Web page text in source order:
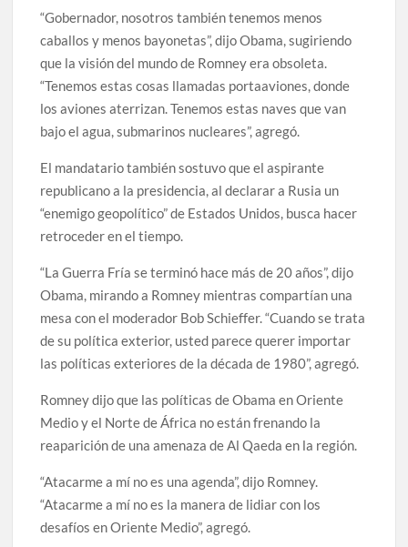
“Gobernador, nosotros también tenemos menos
caballos y menos bayonetas”, dijo Obama, sugiriendo
que la visión del mundo de Romney era obsoleta.
“Tenemos estas cosas llamadas portaaviones, donde
los aviones aterrizan. Tenemos estas naves que van
bajo el agua, submarinos nucleares”, agregó.
El mandatario también sostuvo que el aspirante
republicano a la presidencia, al declarar a Rusia un
“enemigo geopolítico” de Estados Unidos, busca hacer
retroceder en el tiempo.
“La Guerra Fría se terminó hace más de 20 años”, dijo
Obama, mirando a Romney mientras compartían una
mesa con el moderador Bob Schieffer. “Cuando se trata
de su política exterior, usted parece querer importar
las políticas exteriores de la década de 1980”, agregó.
Romney dijo que las políticas de Obama en Oriente
Medio y el Norte de África no están frenando la
reaparición de una amenaza de Al Qaeda en la región.
“Atacarme a mí no es una agenda”, dijo Romney.
“Atacarme a mí no es la manera de lidiar con los
desafíos en Oriente Medio”, agregó.